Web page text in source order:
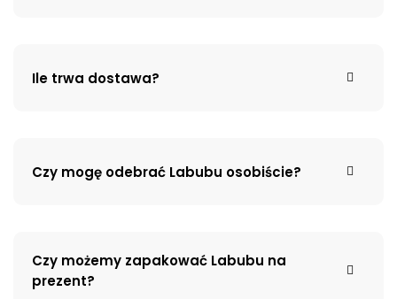
Ile trwa dostawa?
Czy mogę odebrać Labubu osobiście?
Czy możemy zapakować Labubu na
prezent?